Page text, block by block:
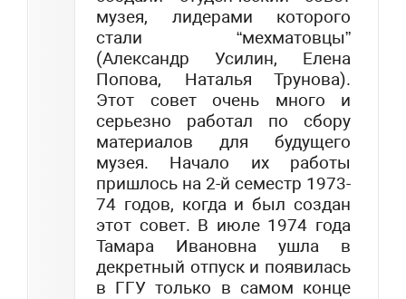
музея, лидерами которого
стали “мехматовцы”
(Александр Усилин, Елена
Попова, Наталья Трунова).
Этот совет очень много и
серьезно работал по сбору
материалов для будущего
музея. Начало их работы
пришлось на 2-й семестр 1973-
74 годов, когда и был создан
этот совет. В июле 1974 года
Тамара Ивановна ушла в
декретный отпуск и появилась
в ГГУ только в самом конце